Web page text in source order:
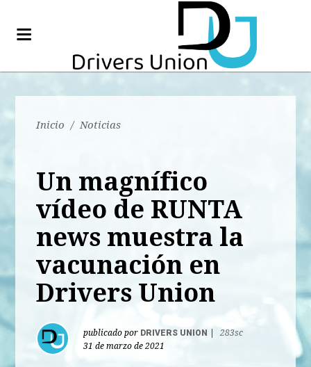
Inicio / Noticias
Un magnífico
vídeo de RUNTA
news muestra la
vacunación en
Drivers Union
publicado por DRIVERS UNION
283sc
31 de marzo de 2021